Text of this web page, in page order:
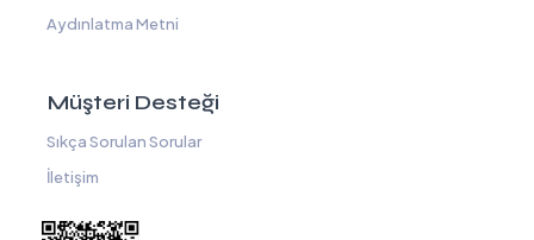
Aydınlatma Metni
Müşteri Desteği
Sıkça Sorulan Sorular
İletişim